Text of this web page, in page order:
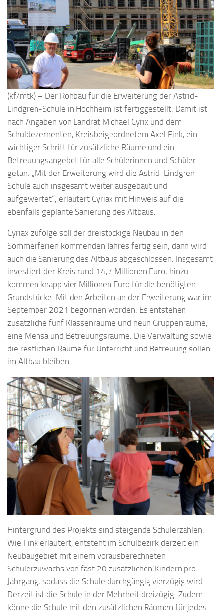
(kf/mtk) – Der Rohbau für die Erweiterung der Astrid-
Lindgren-Schule in Hochheim ist fertiggestellt. Damit ist
nach Angaben von Landrat Michael Cyrix und dem
Schuldezernenten, Kreisbeigeordnetem Axel Fink, ein
wichtiger Schritt für zusätzliche Räume und ein
Betreuungsangebot für alle Schülerinnen und Schüler
getan. „Mit der Erweiterung wird die Astrid-Lindgren-
Schule auch insgesamt weiter ausgebaut und
aufgewertet“, erläutert Cyriax mit Hinweis auf die
ebenfalls geplante Sanierung des Altbaus.
Cyriax zufolge soll der dreistöckige Neubau in den
Sommerferien kommenden Jahres fertig sein, dann wird
auch die Sanierung des Altbaus abgeschlossen. Insgesamt
investiert der Kreis rund 14,7 Millionen Euro, hinzu
kommen knapp vier Millionen Euro für die benötigten
Grundstücke. Mit den Arbeiten an der Erweiterung war im
September 2021 begonnen worden. Es entstehen
zusätzliche fünf Klassenräume und neun Gruppenräume,
eine Mensa und Betreuungsräume. Die Verwaltung sowie
die restlichen Räume für Unterricht und Betreuung sollen
im Altbau bleiben.
Hintergrund des Projekts sind steigende Schülerzahlen.
Wie Fink erläutert, entsteht im Schulbezirk derzeit ein
Neubaugebiet mit einem vorausberechneten
Schülerzuwachs von fast 20 zusätzlichen Kindern pro
Jahrgang, sodass die Schule durchgängig vierzügig wird.
Derzeit ist die Schule in der Mehrheit dreizügig. Zudem
könne die Schule mit den zusätzlichen Räumen für jedes